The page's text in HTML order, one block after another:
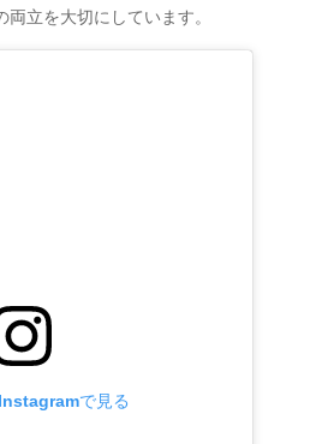
立を大切にしています。
で見る